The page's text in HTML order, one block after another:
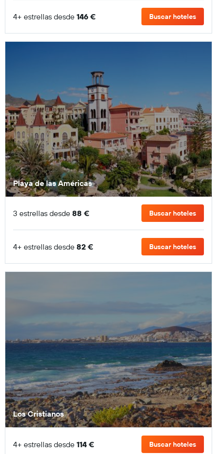
4+ estrellas desde 146 € Buscar hoteles
Playa de las Américas
3 estrellas desde 88 € Buscar hoteles
4+ estrellas desde 82 € Buscar hoteles
Los Cristianos
4+ estrellas desde 114 € Buscar hoteles